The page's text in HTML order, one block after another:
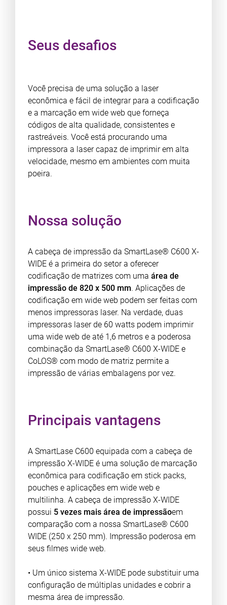
Seus desafios
Você precisa de uma solução a laser
econômica e fácil de integrar para a codificação
e a marcação em wide web que forneça
códigos de alta qualidade, consistentes e
rastreáveis. Você está procurando uma
impressora a laser capaz de imprimir em alta
velocidade, mesmo em ambientes com muita
poeira.
Nossa solução
A cabeça de impressão da SmartLase® C600 X-
WIDE é a primeira do setor a oferecer
codificação de matrizes com uma área de
impressão de 820 x 500 mm. Aplicações de
codificação em wide web podem ser feitas com
menos impressoras laser. Na verdade, duas
impressoras laser de 60 watts podem imprimir
uma wide web de até 1,6 metros e a poderosa
combinação da SmartLase® C600 X-WIDE e
CoLOS® com modo de matriz permite a
impressão de várias embalagens por vez.
Principais vantagens
A SmartLase C600 equipada com a cabeça de
impressão X-WIDE é uma solução de marcação
econômica para codificação em stick packs,
pouches e aplicações em wide web e
multilinha. A cabeça de impressão X-WIDE
possui 5 vezes mais área de impressãoem
comparação com a nossa SmartLase® C600
WIDE (250 x 250 mm). Impressão poderosa em
seus filmes wide web.
• Um único sistema X-WIDE pode substituir uma
configuração de múltiplas unidades e cobrir a
mesma área de impressão.